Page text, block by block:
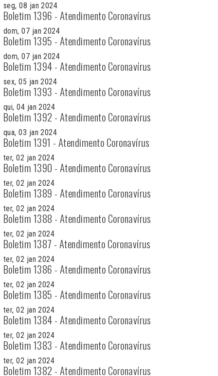
seg, 08 jan 2024
Boletim 1396 - Atendimento Coronavírus
dom, 07 jan 2024
Boletim 1395 - Atendimento Coronavírus
dom, 07 jan 2024
Boletim 1394 - Atendimento Coronavírus
sex, 05 jan 2024
Boletim 1393 - Atendimento Coronavírus
qui, 04 jan 2024
Boletim 1392 - Atendimento Coronavírus
qua, 03 jan 2024
Boletim 1391 - Atendimento Coronavírus
ter, 02 jan 2024
Boletim 1390 - Atendimento Coronavírus
ter, 02 jan 2024
Boletim 1389 - Atendimento Coronavírus
ter, 02 jan 2024
Boletim 1388 - Atendimento Coronavírus
ter, 02 jan 2024
Boletim 1387 - Atendimento Coronavírus
ter, 02 jan 2024
Boletim 1386 - Atendimento Coronavírus
ter, 02 jan 2024
Boletim 1385 - Atendimento Coronavírus
ter, 02 jan 2024
Boletim 1384 - Atendimento Coronavírus
ter, 02 jan 2024
Boletim 1383 - Atendimento Coronavírus
ter, 02 jan 2024
Boletim 1382 - Atendimento Coronavírus